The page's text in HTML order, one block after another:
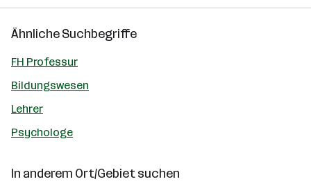
Ähnliche Suchbegriffe
FH Professur
Bildungswesen
Lehrer
Psychologe
In anderem Ort/Gebiet suchen